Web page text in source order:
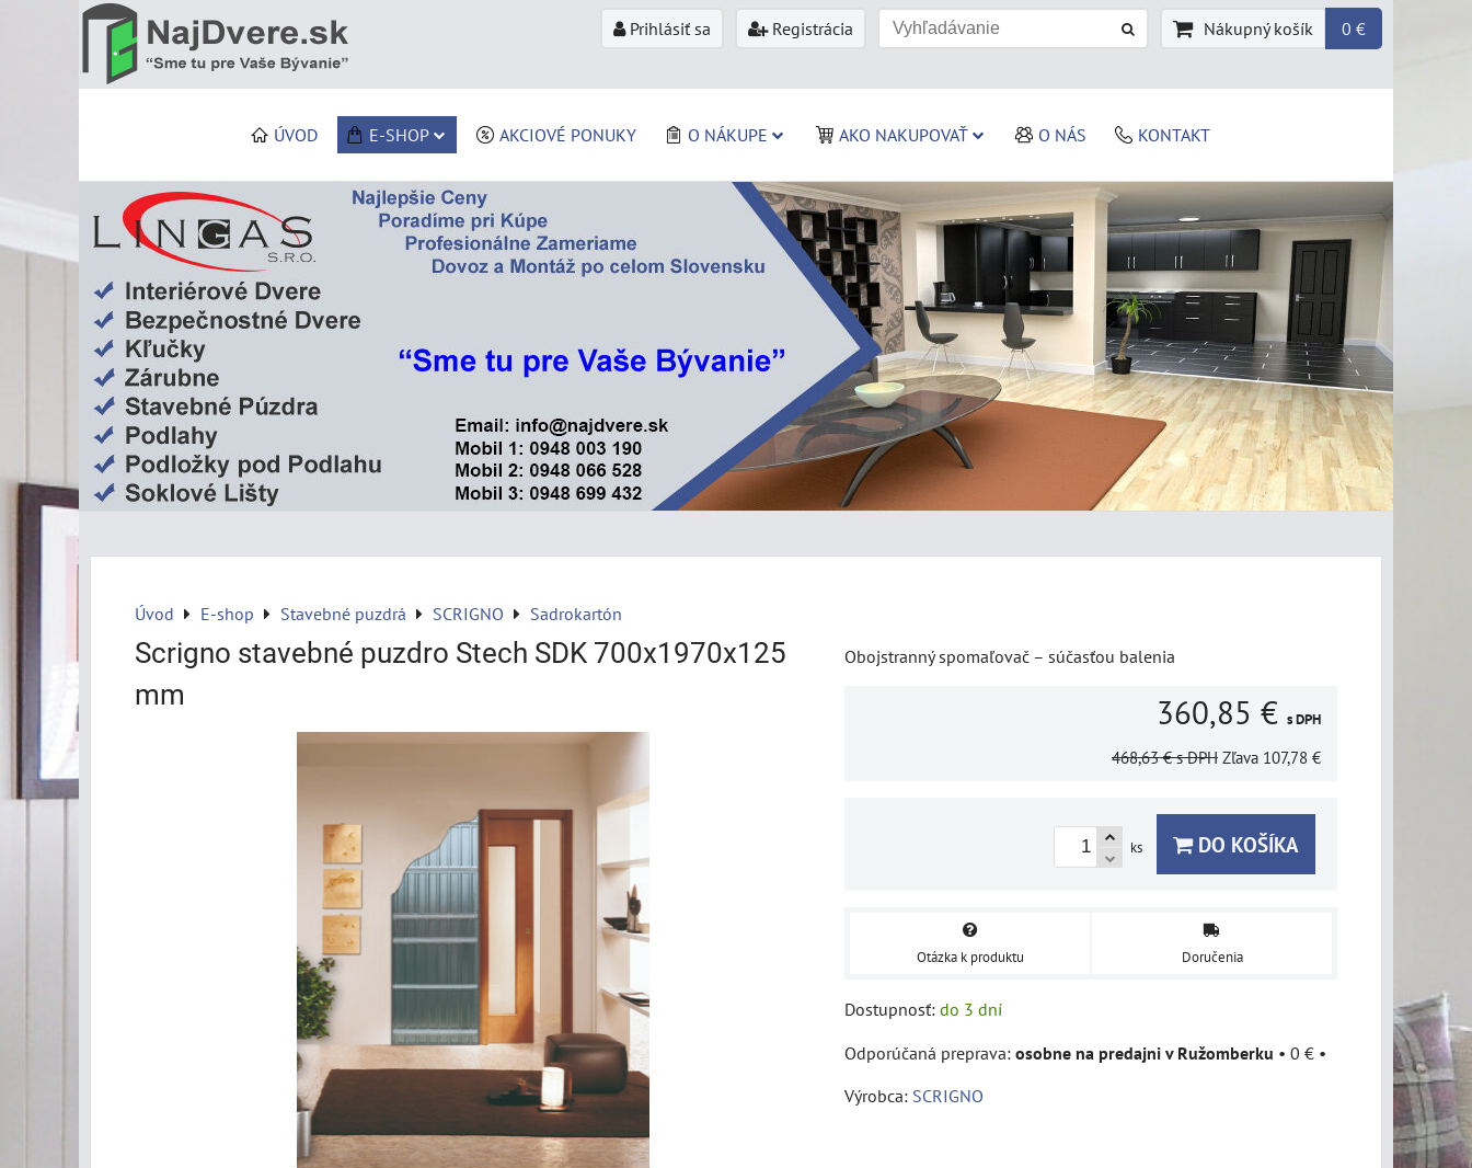
Prihlásiť sa Registrácia Nákupný košík 0 €
ÚVOD E-SHOP AKCIOVÉ PONUKY O NÁKUPE AKO NAKUPOVAŤ O NÁS KONTAKT
Úvod E-shop Stavebné puzdrá SCRIGNO Sadrokartón
Scrigno stavebné puzdro Stech SDK 700x1970x125
mm
Obojstranný spomaľovač – súčasťou balenia
360,85 € s DPH
468,63 € s DPH Zľava 107,78 €
ks DO KOŠÍKA
Otázka k produktu Doručenia
Dostupnosť: do 3 dní
osobne na predajni v Ružomberku • 0 € •
Výrobca: SCRIGNO